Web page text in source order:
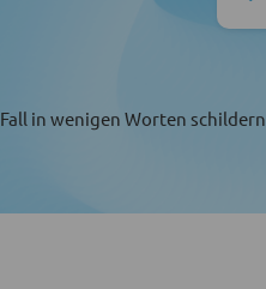
Fall in wenigen Worten schildern